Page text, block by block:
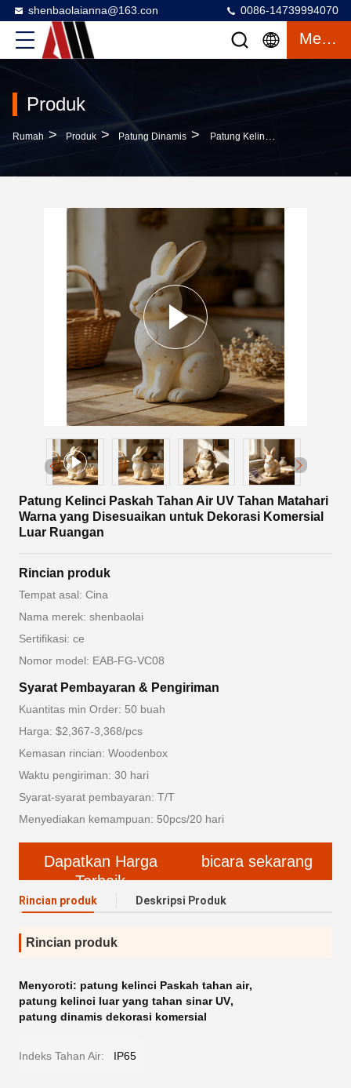
shenbaolaianna@163.con 0086-14739994070
Mengobrol
Produk
Rumah > Produk > Patung Dinamis > Patung Kelinci Paskah Tahan Air UV Tahan Matahari Warna Yang Disesuaikan Untuk Dekorasi Komersial Luar Ruangan
Patung Kelinci Paskah Tahan Air UV Tahan Matahari
Warna yang Disesuaikan untuk Dekorasi Komersial
Luar Ruangan
Rincian produk
Tempat asal: Cina
Nama merek: shenbaolai
Sertifikasi: ce
Nomor model: EAB-FG-VC08
Syarat Pembayaran & Pengiriman
Kuantitas min Order: 50 buah
Harga: $2,367-3,368/pcs
Kemasan rincian: Woodenbox
Waktu pengiriman: 30 hari
Syarat-syarat pembayaran: T/T
Menyediakan kemampuan: 50pcs/20 hari
Dapatkan Harga
Terbaik
bicara sekarang
Rincian produk Deskripsi Produk
Rincian produk
Menyoroti: patung kelinci Paskah tahan air,
patung kelinci luar yang tahan sinar UV,
patung dinamis dekorasi komersial
Indeks Tahan Air: IP65